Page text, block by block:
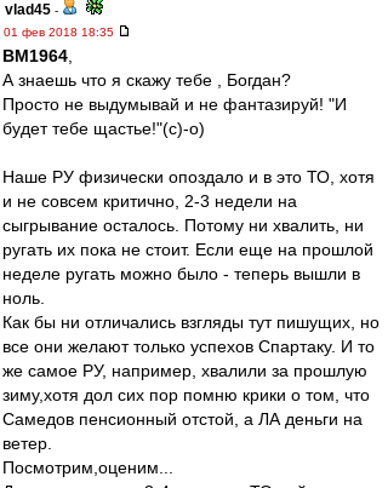
vlad45 -
01 фев 2018 18:35
BM1964
А знаешь что я скажу тебе , Богдан?
Просто не выдумывай и не фантазируй! "И
будет тебе щастье!"(с)-о)
Наше РУ физически опоздало и в это ТО, хотя
и не совсем критично, 2-3 недели на
сыгрывание осталось. Потому ни хвалить, ни
ругать их пока не стоит. Если еще на прошлой
неделе ругать можно было - теперь вышли в
ноль.
Как бы ни отличались взгляды тут пишущих, но
все они желают только успехов Спартаку. И то
же самое РУ, например, хвалили за прошлую
зиму,хотя дол сих пор помню крики о том, что
Самедов пенсионный отстой, а ЛА деньги на
ветер.
Посмотрим,оценим...